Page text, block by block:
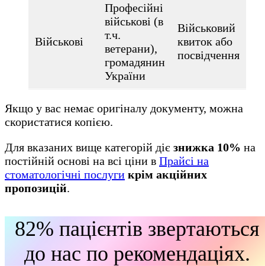
Військові
Професійні
військові (в
т.ч.
ветерани),
громадянин
України
Військовий
квиток або
посвідчення
Якщо у вас немає оригіналу документу, можна
скористатися копією.
Для вказаних вище категорій діє знижка 10% на
постійній основі на всі ціни в Прайсі на
стоматологічні послуги крім акційних
пропозицій.
82% пацієнтів звертаються
до нас по рекомендаціях.